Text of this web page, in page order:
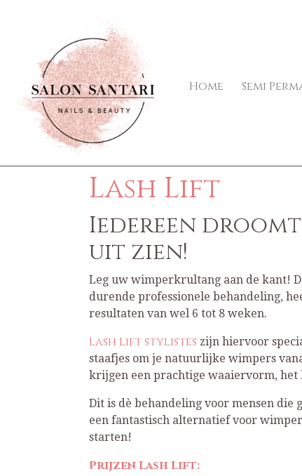
Home Semi
Lash Lift
Iedereen
uit zien!
Leg uw wimperkrultang aan de kant!
durende professionele behandeling,
resultaten van wel 6 tot 8 weken.
Lash Lift stylistes zijn hiervoor
staafjes om je natuurlijke wimpers
krijgen een prachtige waaiervorm,
Dit is dè behandeling voor mensen
een fantastisch alternatief voor
starten!
Prijzen Lash Lift: